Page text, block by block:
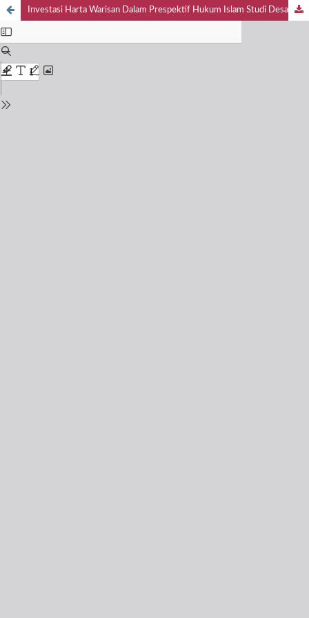
Investasi Harta Warisan Dalam Prespektif Hukum Islam Studi Desa Pulo Bandring